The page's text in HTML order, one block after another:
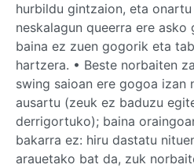
hurbildu gintzaion, eta onartu
neskalagun queerra ere
baina ez zuen gogorik eta
hartzera. • Beste norbaiten
swing saioan ere gogoa izan
ausartu (zeuk ez baduzu
derrigortuko); baina
bakarra ez: hiru dastatu
arauetako bat da, zuk